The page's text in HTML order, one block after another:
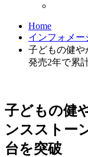
Home
インフォメー
子どもの健や
発売2年で累
子どもの健
ンスストー
台を突破